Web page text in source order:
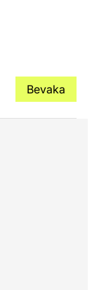
Bevaka